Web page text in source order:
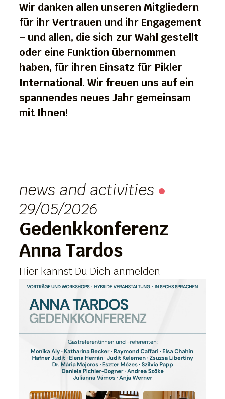
Wir danken allen unseren Mitgliedern
für ihr Vertrauen und ihr Engagement
– und allen, die sich zur Wahl gestellt
oder eine Funktion übernommen
haben, für ihren Einsatz für Pikler
International. Wir freuen uns auf ein
spannendes neues Jahr gemeinsam
mit Ihnen!
news and activities
29/05/2026
Gedenkkonferenz
Anna Tardos
Hier kannst Du Dich anmelden